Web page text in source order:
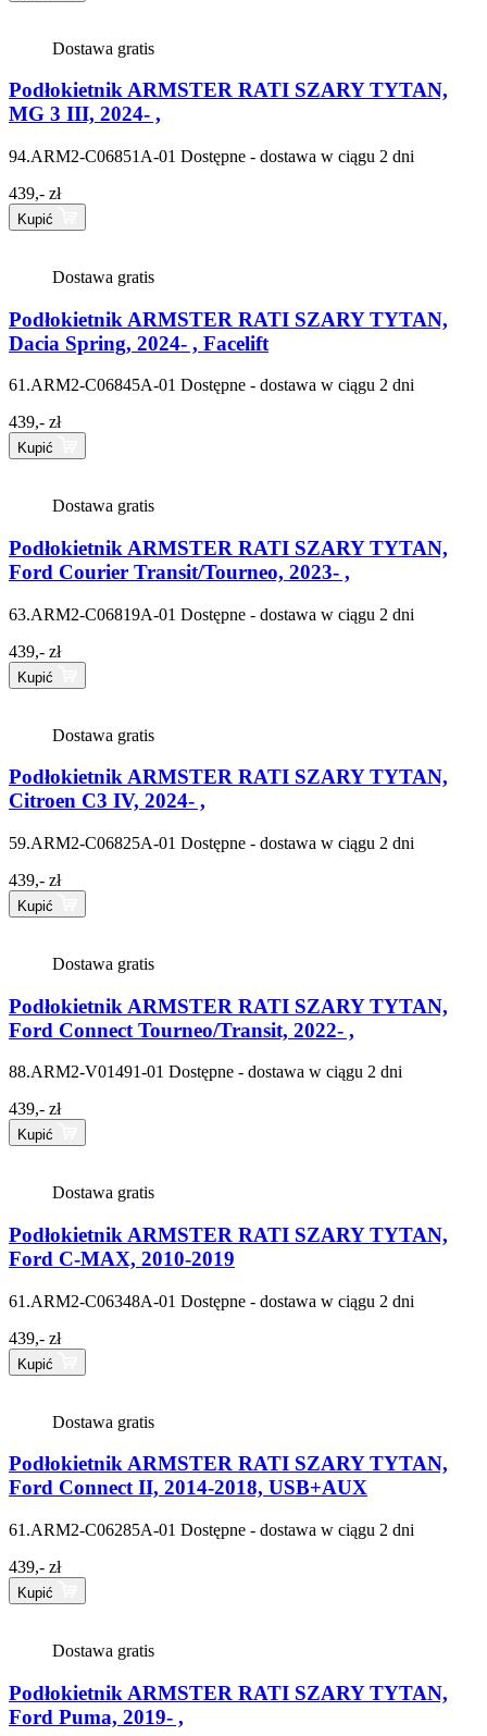
Dostawa gratis
Podłokietnik ARMSTER RATI SZARY TYTAN,
MG 3 III, 2024- ,
94.ARM2-C06851A-01 Dostępne - dostawa w ciągu 2 dni
439,- zł
Kupić
Dostawa gratis
Podłokietnik ARMSTER RATI SZARY TYTAN,
Dacia Spring, 2024- , Facelift
61.ARM2-C06845A-01 Dostępne - dostawa w ciągu 2 dni
439,- zł
Kupić
Dostawa gratis
Podłokietnik ARMSTER RATI SZARY TYTAN,
Ford Courier Transit/Tourneo, 2023- ,
63.ARM2-C06819A-01 Dostępne - dostawa w ciągu 2 dni
439,- zł
Kupić
Dostawa gratis
Podłokietnik ARMSTER RATI SZARY TYTAN,
Citroen C3 IV, 2024- ,
59.ARM2-C06825A-01 Dostępne - dostawa w ciągu 2 dni
439,- zł
Kupić
Dostawa gratis
Podłokietnik ARMSTER RATI SZARY TYTAN,
Ford Connect Tourneo/Transit, 2022- ,
88.ARM2-V01491-01 Dostępne - dostawa w ciągu 2 dni
439,- zł
Kupić
Dostawa gratis
Podłokietnik ARMSTER RATI SZARY TYTAN,
Ford C-MAX, 2010-2019
61.ARM2-C06348A-01 Dostępne - dostawa w ciągu 2 dni
439,- zł
Kupić
Dostawa gratis
Podłokietnik ARMSTER RATI SZARY TYTAN,
Ford Connect II, 2014-2018, USB+AUX
61.ARM2-C06285A-01 Dostępne - dostawa w ciągu 2 dni
439,- zł
Kupić
Dostawa gratis
Podłokietnik ARMSTER RATI SZARY TYTAN,
Ford Puma, 2019- ,